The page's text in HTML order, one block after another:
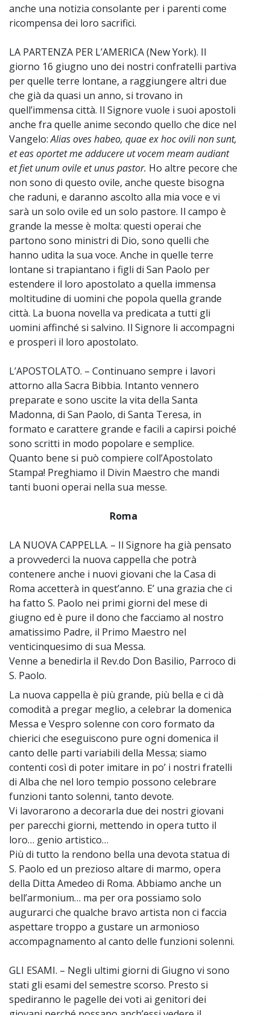
anche una notizia consolante per i parenti come
ricompensa dei loro sacrifici.
LA PARTENZA PER L’AMERICA (New York). Il
giorno 16 giugno uno dei nostri confratelli partiva
per quelle terre lontane, a raggiungere altri due
che già da quasi un anno, si trovano in
quell’immensa città. Il Signore vuole i suoi apostoli
anche fra quelle anime secondo quello che dice nel
Vangelo:Alias oves habeo, quae ex hoc ovili non sunt,
et eas oportet me adducere ut vocem meam audiant
et fiet unum ovile et unus pastor. Ho altre pecore che
non sono di questo ovile, anche queste bisogna
che raduni, e daranno ascolto alla mia voce e vi
sarà un solo ovile ed un solo pastore. Il campo è
grande la messe è molta: questi operai che
partono sono ministri di Dio, sono quelli che
hanno udita la sua voce. Anche in quelle terre
lontane si trapiantano i figli di San Paolo per
estendere il loro apostolato a quella immensa
moltitudine di uomini che popola quella grande
città. La buona novella va predicata a tutti gli
uomini affinché si salvino. Il Signore li accompagni
e prosperi il loro apostolato.
L’APOSTOLATO. – Continuano sempre i lavori
attorno alla Sacra Bibbia. Intanto vennero
preparate e sono uscite la vita della Santa
Madonna, di San Paolo, di Santa Teresa, in
formato e carattere grande e facili a capirsi poiché
sono scritti in modo popolare e semplice.
Quanto bene si può compiere coll’Apostolato
Stampa! Preghiamo il Divin Maestro che mandi
tanti buoni operai nella sua messe.
Roma
LA NUOVA CAPPELLA. – Il Signore ha già pensato
a provvederci la nuova cappella che potrà
contenere anche i nuovi giovani che la Casa di
Roma accetterà in quest’anno. E’ una grazia che ci
ha fatto S. Paolo nei primi giorni del mese di
giugno ed è pure il dono che facciamo al nostro
amatissimo Padre, il Primo Maestro nel
venticinquesimo di sua Messa.
Venne a benedirla il Rev.do Don Basilio, Parroco di
S. Paolo.
La nuova cappella è più grande, più bella e ci dà
comodità a pregar meglio, a celebrar la domenica
Messa e Vespro solenne con coro formato da
chierici che eseguiscono pure ogni domenica il
canto delle parti variabili della Messa; siamo
contenti così di poter imitare in po’ i nostri fratelli
di Alba che nel loro tempio possono celebrare
funzioni tanto solenni, tanto devote.
Vi lavorarono a decorarla due dei nostri giovani
per parecchi giorni, mettendo in opera tutto il
loro… genio artistico…
Più di tutto la rendono bella una devota statua di
S. Paolo ed un prezioso altare di marmo, opera
della Ditta Amedeo di Roma. Abbiamo anche un
bell’armonium… ma per ora possiamo solo
augurarci che qualche bravo artista non ci faccia
aspettare troppo a gustare un armonioso
accompagnamento al canto delle funzioni solenni.
GLI ESAMI. – Negli ultimi giorni di Giugno vi sono
stati gli esami del semestre scorso. Presto si
spediranno le pagelle dei voti ai genitori dei